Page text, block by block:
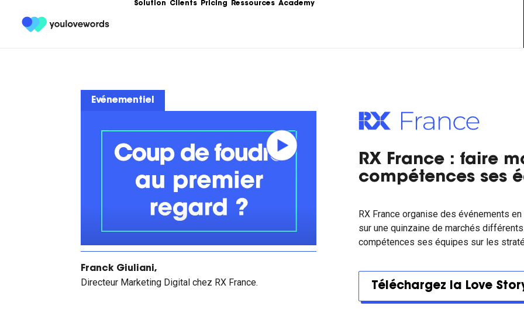
Solution Clients Pricing Ressources
Ebooks
service de votre stratégie de
Articles
templates, exemples...
Love Stories
Nos clients partagent leur
expérience.
LoveLetter
Notre newsletter qui vous informe
sur toutes les actualités Content.
Academy
Evénementiel
Franck Giuliani,
Directeur Marketing Digital chez RX France.
RX France : faire
compétences ses
RX France organise des événements
sur une quinzaine de marchés
compétences ses équipes sur les
Téléchargez la Love